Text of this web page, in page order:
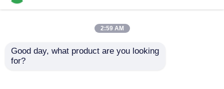
ইয়োকোহামা রাবার ফেন্ডার
মেরিন এবং ডক অ্যাপ্লিকেশনের
2:59 AM
Good day, what product are you looking
for?